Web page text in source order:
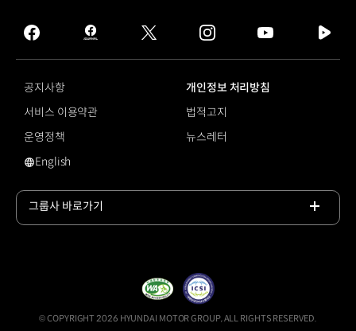
GROUP
facebook
hmg
journal
twitter instagram
tv
공지사항
개인정보 처리방침
서비스 이용약관
법적고지
운영정책
뉴스레터
영문 사이트로 이동
English
그룹사 바로가기
© COPYRIGHT 2026 HYUNDAI MOTOR GROUP, ALL RIGHTS RESERVED.